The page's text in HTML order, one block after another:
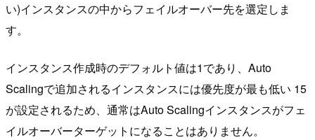
い)インスタンスの中からフェイルオーバー先を選定しま
す。
インスタンス作成時のデフォルト値は1であり、Auto
Scalingで追加されるインスタンスには優先度が最も低い 15
が設定されるため、通常はAuto Scalingインスタンスがフェ
イルオーバーターゲットになることはありません。